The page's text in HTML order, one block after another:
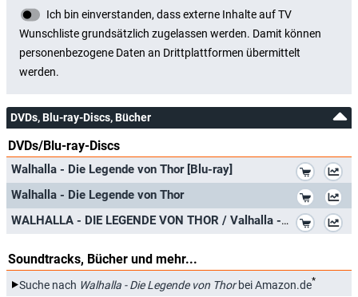
DVDs, Blu-ray-Discs, Bücher
DVDs/Blu-ray-Discs
Walhalla - Die Legende von Thor [Blu-ray]
Walhalla - Die Legende von Thor
WALHALLA - DIE LEGENDE VON THOR / Valhalla - The Legend of Thor ( Valhalla ) [ Australische Import ]
Soundtracks, Bücher und mehr...
Suche nach Walhalla - Die Legende von Thorbei Amazon.de*